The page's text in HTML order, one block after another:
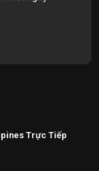
Trực Tiếp